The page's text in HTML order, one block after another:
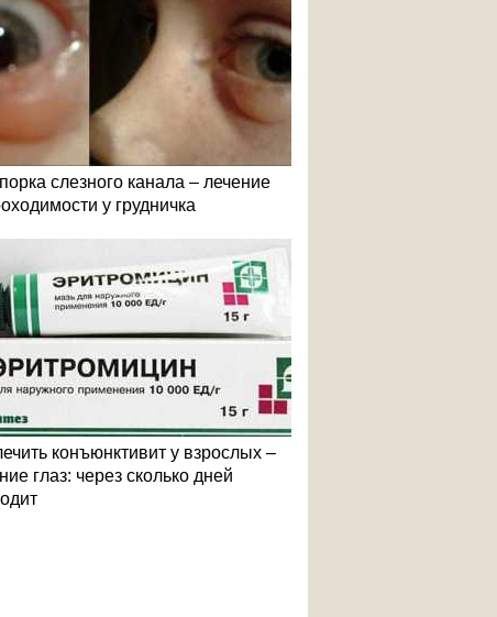
слезного канала – лечение
у грудничка
конъюнктивит у взрослых –
глаз: через сколько дней